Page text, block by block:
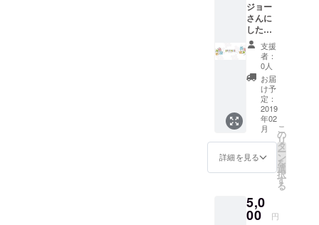
必ず皆さん
に楽しんで
貰えるよう
動画やアク
ションを起
こして行き
す。
ジョー
さんに
したい
質問を
名前を
つけて
私が代
わりに
質問し
ます！
支援
者：
0人
お届
け予
定：
2019
年02
月
詳細を見る
こ
の
リ
タ
ー
ン
を
選
択
す
る
5,0
00 円